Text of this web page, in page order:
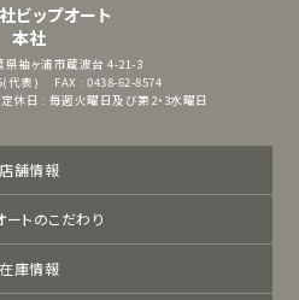
ビップオート
本社
県袖ヶ浦市蔵波台 4-21-3
代表)
FAX : 0438-62-8574
定休日 : 毎週火曜日及び第2・3水曜日
店舗情報
ートのこだわり
在庫情報